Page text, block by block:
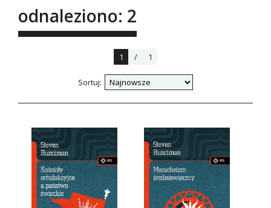
odnaleziono: 2
1 / 1
Sortuj: